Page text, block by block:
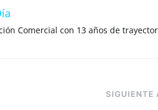
Comercial con 13 años de